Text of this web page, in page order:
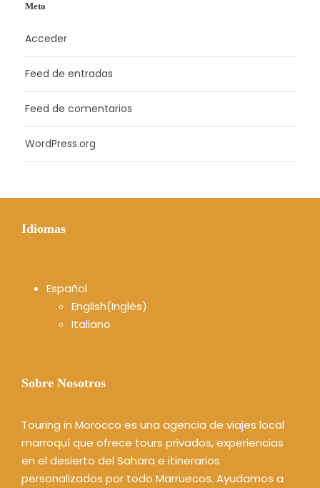
Meta
Acceder
Feed de entradas
Feed de comentarios
WordPress.org
Idiomas
Español
English(Inglés)
Italiano
Sobre Nosotros
Touring in Morocco es una agencia de viajes local
marroquí que ofrece tours privados, experiencias
en el desierto del Sahara e itinerarios
personalizados por todo Marruecos. Ayudamos a